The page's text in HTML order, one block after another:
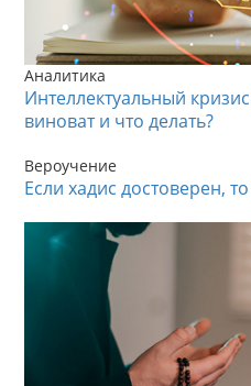
Аналитика
Интеллектуальный
виноват и что делать?
Вероучение
Если хадис достоверен,